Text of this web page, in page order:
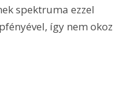
spektruma ezzel
így nem okoz